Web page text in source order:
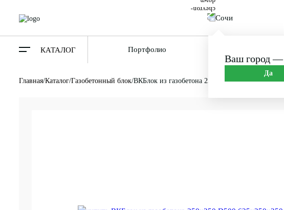
Сочи
Ваш город —
Да
КАТАЛОГ Портфолио
Главная/Каталог/Газобетонный блок/ВКБлок из газобетона 250х250 D500